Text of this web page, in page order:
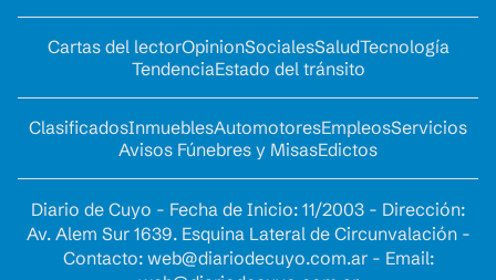
Cartas del lectorOpinionSocialesSaludTecnología
TendenciaEstado del tránsito
ClasificadosInmueblesAutomotoresEmpleosServicios
Avisos Fúnebres y MisasEdictos
Diario de Cuyo - Fecha de Inicio: 11/2003 - Dirección:
Av. Alem Sur 1639. Esquina Lateral de Circunvalación -
Contacto: web@diariodecuyo.com.ar- Email: